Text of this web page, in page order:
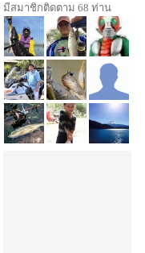
มีสมาชิกติดตาม 68 ท่าน